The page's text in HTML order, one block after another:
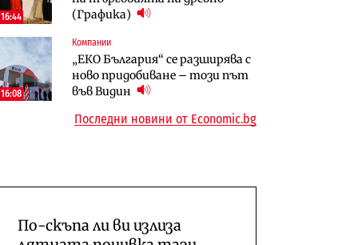
16:44
(Графика)
16:08
Компании
„ЕКО България“ се разширява с
ново придобиване – този път
във Видин
откажат напълно от Google
Публични финанси
Общините вече зависят от
централната власт за 75% от
население и все повече сгради
Компании
А1 отново е лидер при
технологичните компании и
Последни новини от Economic.bg
По-скъпа ли ви излиза